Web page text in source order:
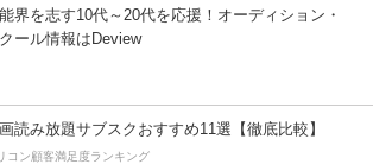
界を志す10代～20代を応援！オーディション・
ール情報はDeview
読み放題サブスクおすすめ11選【徹底比較】
コン顧客満足度ランキング